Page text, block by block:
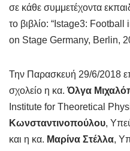
σε κάθε συμμετέχοντα
το βιβλίο: “Istage3:
on Stage Germany, Berlin,
Την Παρασκευή 29/6/2018
σχολείο η κα.Όλγα
Institute for Theoretical
Κωνσταντινοπούλου,
και η κα. Μαρίνα Στέλλα,